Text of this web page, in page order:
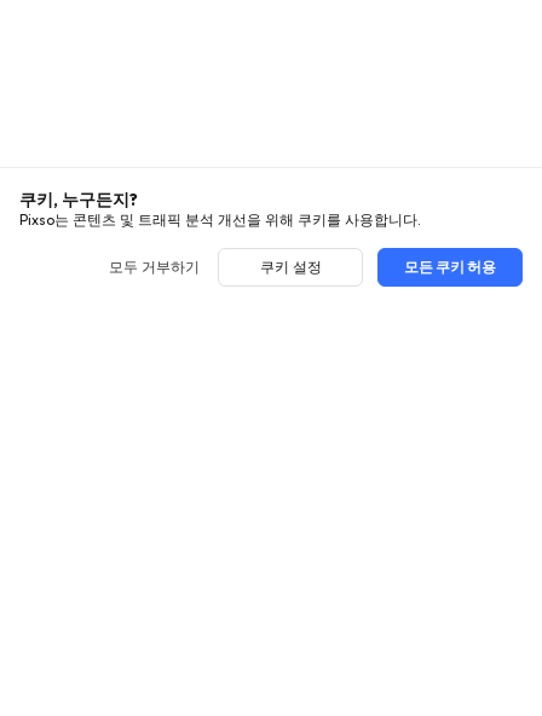
쿠키, 누구든지?
Pixso는 콘텐츠 및 트래픽 분석 개선을 위해 쿠키를 사용합니다.
모두 거부하기 쿠키 설정 모든 쿠키 허용